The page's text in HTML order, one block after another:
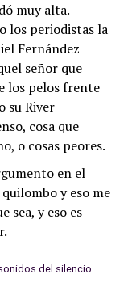
muy alta.
los periodistas la
Fernández
señor que
los pelos frente
su River
cosa que
o cosas peores.
en el
y eso me
sea, y eso es